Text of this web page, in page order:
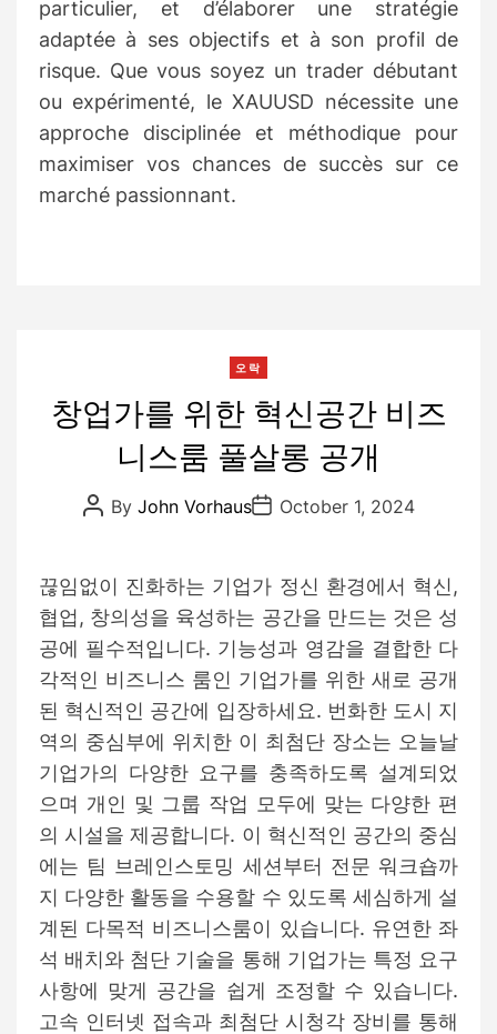
particulier, et d’élaborer une stratégie
adaptée à ses objectifs et à son profil de
risque. Que vous soyez un trader débutant
ou expérimenté, le XAUUSD nécessite une
approche disciplinée et méthodique pour
maximiser vos chances de succès sur ce
marché passionnant.
C
e
g
o
e
s
오락
창업가를 위한 혁신공간 비즈
니스룸 풀살롱 공개
P
o
u
h
o
By John VorhausP
o
a
e
October 1, 2024
끊임없이 진화하는 기업가 정신 환경에서 혁신,
협업, 창의성을 육성하는 공간을 만드는 것은 성
공에 필수적입니다. 기능성과 영감을 결합한 다
각적인 비즈니스 룸인 기업가를 위한 새로 공개
된 혁신적인 공간에 입장하세요. 번화한 도시 지
역의 중심부에 위치한 이 최첨단 장소는 오늘날
기업가의 다양한 요구를 충족하도록 설계되었
으며 개인 및 그룹 작업 모두에 맞는 다양한 편
의 시설을 제공합니다. 이 혁신적인 공간의 중심
에는 팀 브레인스토밍 세션부터 전문 워크숍까
지 다양한 활동을 수용할 수 있도록 세심하게 설
계된 다목적 비즈니스룸이 있습니다. 유연한 좌
석 배치와 첨단 기술을 통해 기업가는 특정 요구
사항에 맞게 공간을 쉽게 조정할 수 있습니다.
고속 인터넷 접속과 최첨단 시청각 장비를 통해